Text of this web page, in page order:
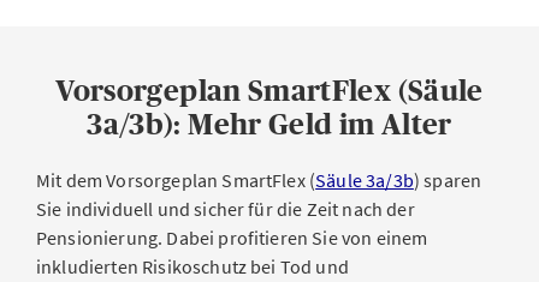
Vorsorgeplan SmartFlex (Säule
3a/3b): Mehr Geld im Alter
Mit dem Vorsorgeplan SmartFlex (Säule 3a/3b) sparen
Sie individuell und sicher für die Zeit nach der
Pensionierung. Dabei profitieren Sie von einem
inkludierten Risikoschutz bei Tod und